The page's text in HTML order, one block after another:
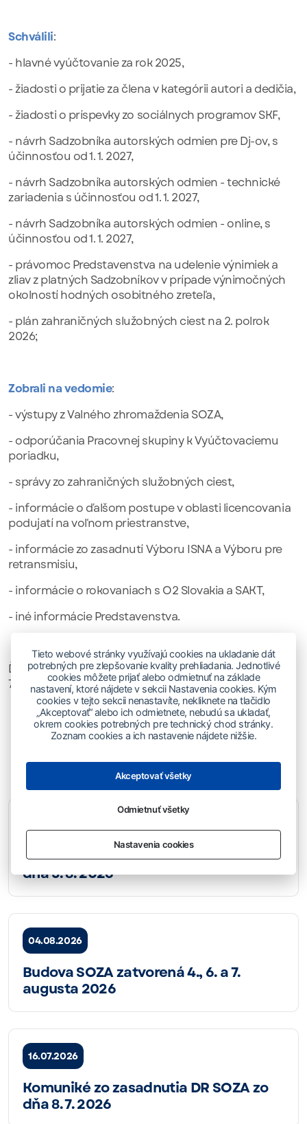
Schválili:
- hlavné vyúčtovanie za rok 2025,
- žiadosti o prijatie za člena v kategórii autori a dedičia,
- žiadosti o príspevky zo sociálnych programov SKF,
- návrh Sadzobníka autorských odmien pre Dj-ov, s
účinnosťou od 1. 1. 2027,
- návrh Sadzobníka autorských odmien - technické
zariadenia s účinnosťou od 1. 1. 2027,
- návrh Sadzobníka autorských odmien - online, s
účinnosťou od 1. 1. 2027,
- právomoc Predstavenstva na udelenie výnimiek a
zliav z platných Sadzobníkov v prípade výnimočných
okolností hodných osobitného zreteľa,
- plán zahraničných služobných ciest na 2. polrok
2026;
Zobrali na vedomie:
- výstupy z Valného zhromaždenia SOZA,
- odporúčania Pracovnej skupiny k Vyúčtovaciemu
poriadku,
- správy zo zahraničných služobných ciest,
- informácie o ďalšom postupe v oblasti licencovania
podujatí na voľnom priestranstve,
- informácie zo zasadnutí Výboru ISNA a Výboru pre
retransmisiu,
- informácie o rokovaniach s O2 Slovakia a SAKT,
- iné informácie Predstavenstva.
Ďalšie zasadnutie Dozornej rady SOZA sa uskutoční 8.
7. 2026.
Prečítajte si aj
Komuniké zo zasadnutia DR SOZA zo
dňa 5. 8. 2026
04.08.2026
Budova SOZA zatvorená 4., 6. a 7.
augusta 2026
16.07.2026
Komuniké zo zasadnutia DR SOZA zo
dňa 8. 7. 2026
Tieto webové stránky využívajú cookies na ukladanie dát
potrebných pre zlepšovanie kvality prehliadania. Jednotlivé
cookies môžete prijať alebo odmietnuť na základe
nastavení, ktoré nájdete v sekcii Nastavenia cookies. Kým
cookies v tejto sekcii nenastavíte, nekliknete na tlačidlo
„Akceptovať“ alebo ich odmietnete, nebudú sa ukladať,
okrem cookies potrebných pre technický chod stránky.
Zoznam cookies a ich nastavenie nájdete nižšie.
Akceptovať všetky
Odmietnuť všetky
Nastavenia cookies